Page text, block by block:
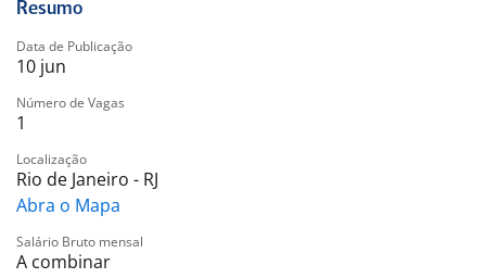
Resumo
Data de Publicação
10 jun
Número de Vagas
1
Localização
Rio de Janeiro - RJ
Abra o Mapa
Salário Bruto mensal
A combinar